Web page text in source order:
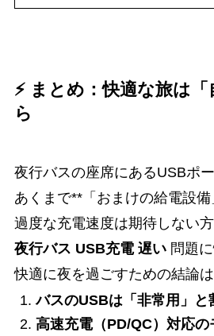
⚡ まとめ：快適な旅は
ら
夜行バスの座席にあるUSBポー
あくまで**「おまけの給電設備
過度な充電速度は期待しない
夜行バス USB充電 遅い問題に
快適に夜を過ごすための結論
バスのUSBは「非常用」と
高速充電（PD/QC）対応